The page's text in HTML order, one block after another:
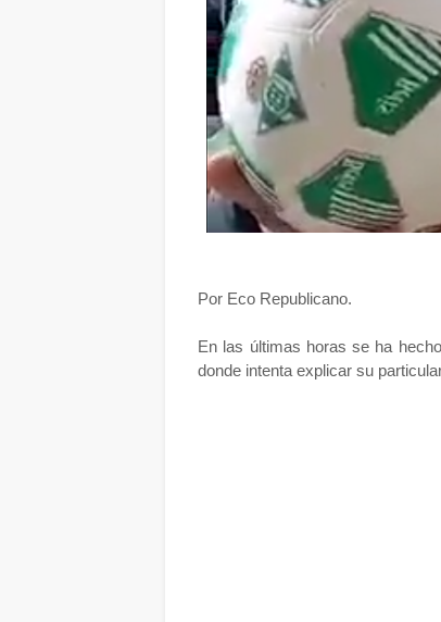
Por Eco Republicano.
En las últimas horas se ha
donde intenta explicar su